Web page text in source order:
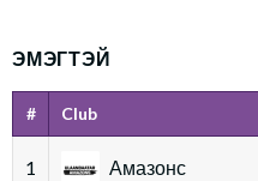
ЭМЭГТЭЙ
# Club
1 Амазонс